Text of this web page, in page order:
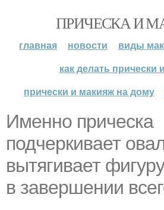
ПРИЧЕСКА И
главная новости
виды
как делать прически
прически и макияж на дому
Именно прическа
подчеркивает
вытягивает
в завершении